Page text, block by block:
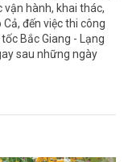
hành, khai thác,
đến việc thi công
Bắc Giang - Lạng
sau những ngày